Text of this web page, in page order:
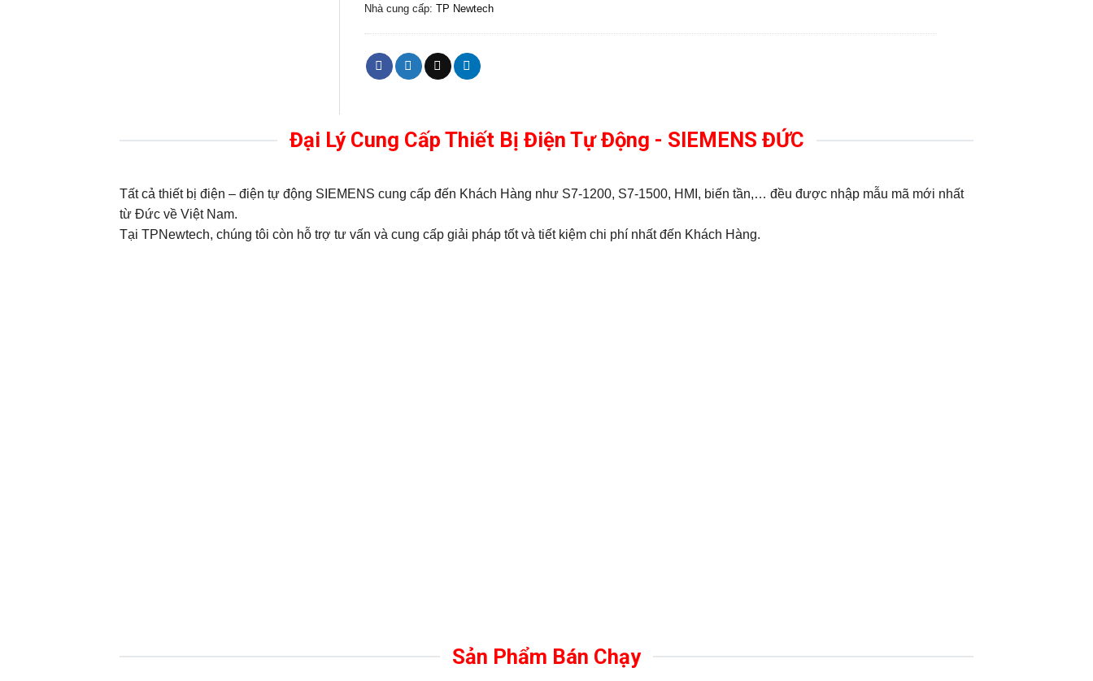
Nhà cung cấp: TP Newtech
Đại Lý Cung Cấp Thiết Bị Điện Tự Động - SIEMENS ĐỨC
Tất cả thiết bị điện – điện tự động SIEMENS cung cấp đến Khách Hàng như S7-1200, S7-1500, HMI, biến tần,… đều được nhập mẫu mã mới nhất
từ Đức về Việt Nam.
Tại TPNewtech, chúng tôi còn hỗ trợ tư vấn và cung cấp giải pháp tốt và tiết kiệm chi phí nhất đến Khách Hàng.
Sản Phẩm Bán Chạy